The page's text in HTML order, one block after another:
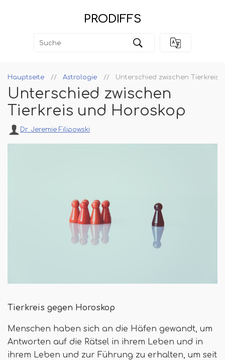
PRODIFFS
Hauptseite Astrologie Unterschied zwischen Tierkreis
Unterschied zwischen
Tierkreis und Horoskop
Dr. Jeremie Filipowski
Tierkreis gegen Horoskop
Menschen haben sich an die Häfen gewandt, um
Antworten auf die Rätsel in ihrem Leben und in
ihrem Leben und zur Führung zu erhalten, um seit